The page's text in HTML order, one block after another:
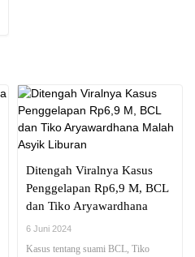
Ditengah Viralnya Kasus
Penggelapan Rp6,9 M, BCL
dan Tiko Aryawardhana
Malah Asyik Liburan
6 Juni 2024
Kasus tentang suami BCL, Tiko